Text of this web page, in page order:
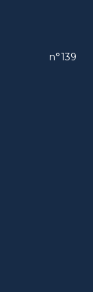
n°139